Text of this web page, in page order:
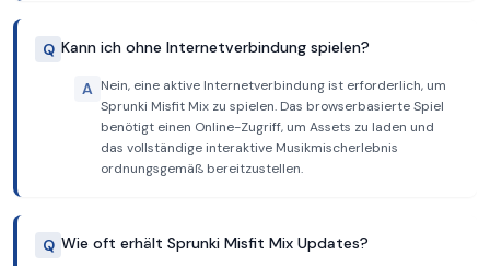
Q Kann ich ohne Internetverbindung spielen?
A Nein, eine aktive Internetverbindung ist erforderlich, um
Sprunki Misfit Mix zu spielen. Das browserbasierte Spiel
benötigt einen Online-Zugriff, um Assets zu laden und
das vollständige interaktive Musikmischerlebnis
ordnungsgemäß bereitzustellen.
Q Wie oft erhält Sprunki Misfit Mix Updates?